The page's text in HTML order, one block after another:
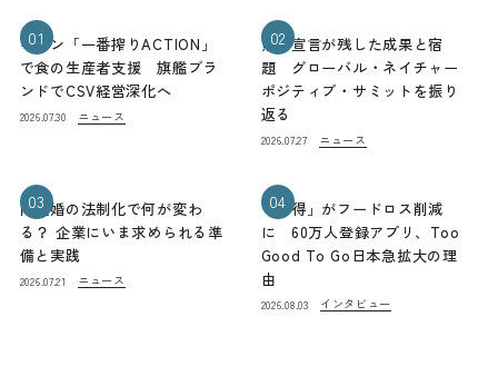
01
キリン「一番搾りACTION」
で食の生産者支援 旗艦ブラ
ンドでCSV経営深化へ
2026.07.30 ニュース
02
熊本宣言が残した成果と宿
題 グローバル・ネイチャー
ポジティブ・サミットを振り
返る
2026.07.27 ニュース
03
同性婚の法制化で何が変わ
る？ 企業にいま求められる準
備と実践
2026.07.21 ニュース
04
「お得」がフードロス削減
に 60万人登録アプリ、Too
Good To Go日本急拡大の理
由
2026.08.03 インタビュー